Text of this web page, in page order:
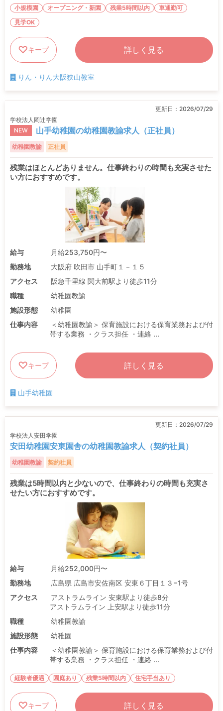
小規模園 オープニング・新園 残業5時間以内
車通勤可
見学OK
キープ 詳しく見る
りん・りん大阪狭山教室
更新日： 2026/07/29
学校法人岡辻学園
NEW
山手幼稚園の幼稚園教諭求人（正社員）
幼稚園教諭 正社員
残業はほとんどありません。仕事終わりの時間も充実させた
い方におすすめです。
給与
月給253,750円〜
勤務地
大阪府 吹田市 山手町１－１５
アクセス
阪急千里線 関大前駅より徒歩11分
職種
幼稚園教諭
施設形態
幼稚園
仕事内容
＜幼稚園教諭＞ 保育施設における保育業務および付
帯する業務 ・クラス担任 ・連絡 ...
キープ 詳しく見る
山手幼稚園
更新日： 2026/07/29
学校法人安田学園
安田幼稚園安東園舎の幼稚園教諭求人（契約社員）
幼稚園教諭 契約社員
残業は5時間以内と少ないので、仕事終わりの時間も充実さ
せたい方におすすめです。
給与
月給252,000円〜
勤務地
広島県 広島市安佐南区 安東６丁目１３−1号
アクセス
アストラムライン 安東駅より徒歩8分
アストラムライン 上安駅より徒歩11分
職種
幼稚園教諭
施設形態
幼稚園
仕事内容
＜幼稚園教諭＞ 保育施設における保育業務および付
帯する業務 ・クラス担任 ・連絡 ...
経験者優遇 園庭あり 残業5時間以内 住宅手当あり
キープ 詳しく見る